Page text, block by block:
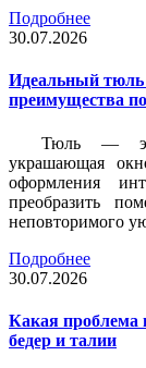
Подробнее
30.07.2026
Идеальный тюль
преимущества
Тюль —
украшающая
оформления
преобразить
неповторимого
Подробнее
30.07.2026
Какая проблема
бедер и талии